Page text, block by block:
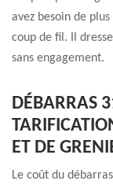
avez besoin de
coup de fil. Il
sans engagement.
DÉBARRAS
ET DE
Le coût du